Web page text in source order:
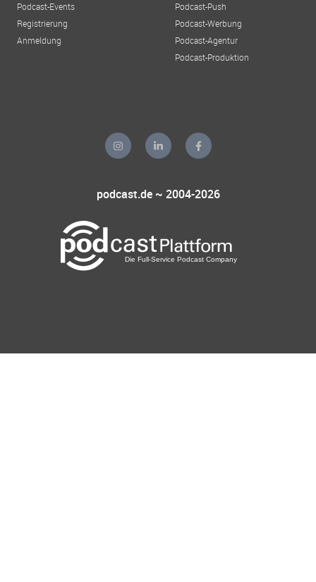
Podcast-Events
Registrierung
Anmeldung
Podcast-Push
Podcast-Werbung
Podcast-Agentur
Podcast-Produktion
podcast.de ~ 2004-2026